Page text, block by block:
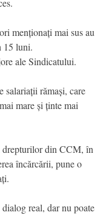
menționați mai sus au
15 luni.
ale Sindicatului.
salariații rămași, care
mare și ținte mai
drepturilor din CCM, în
încărcării, pune o
real, dar nu poate